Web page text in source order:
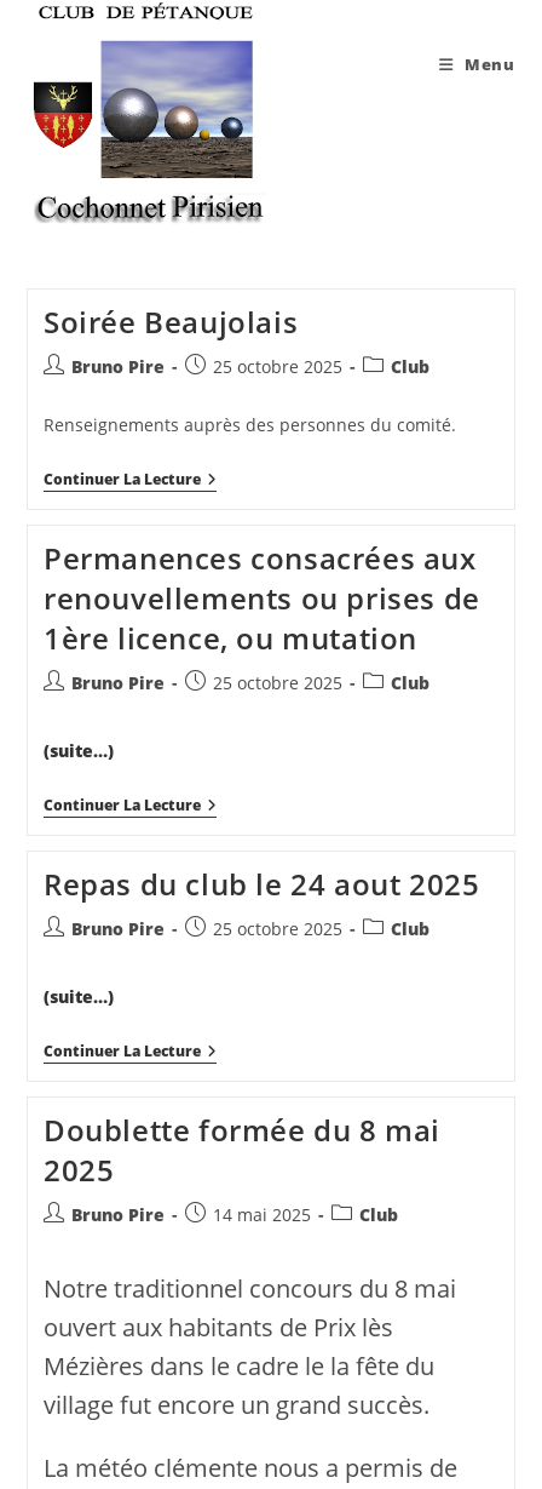
Menu
Soirée Beaujolais
Auteur/autrice
la
publication :
Bruno Pire
Publication
25 octobre 2025
PostClub
Renseignements auprès des personnes du comité.
Continuer La LectureSoirée
Beaujolais
Permanences consacrées aux
renouvellements ou prises de
1ère licence, ou mutation
Auteur/autrice
publication :
Bruno Pire
Publication
25 octobre 2025
PostClub
(suite…)
Continuer La LecturePermanences
Consacrées
Ou
Prises
De
1ère
Repas du club le 24 aout 2025
Auteur/autrice
publication :
Bruno Pire
Publication
25 octobre 2025
PostClub
(suite…)
Continuer La LectureRepas
Du
24
Aout
Doublette formée du 8 mai
2025
Auteur/autrice
publication :
Bruno Pire
Publication
14 mai 2025
PostClub
Notre traditionnel concours du 8 mai
ouvert aux habitants de Prix lès
Mézières dans le cadre le la fête du
village fut encore un grand succès.
La météo clémente nous a permis de